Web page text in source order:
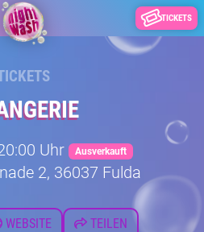
TICKETS
Uhr Ausverkauft
2, 36037 Fulda
WEBSITE TEILEN